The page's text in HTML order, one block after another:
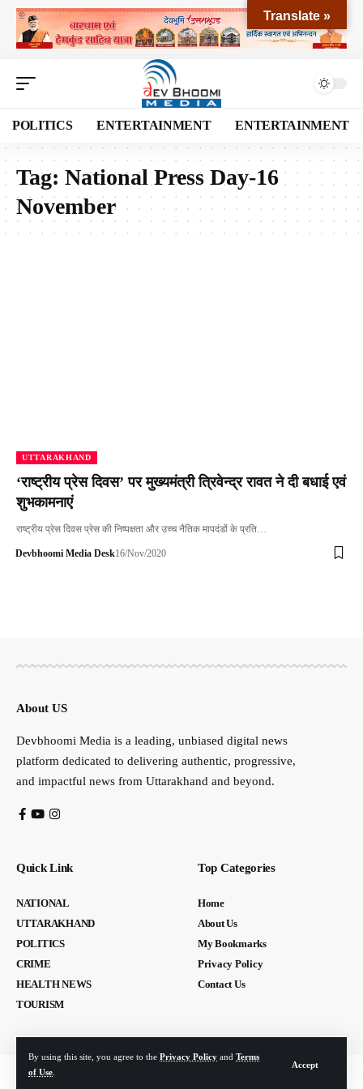
By using this site, you agree to the Privacy Policy and Terms
of Use
Accept
POLITICS ENTERTAINMENT ENTERTAINMENT
Tag: National Press Day-16
November
UTTARAKHAND
‘राष्ट्रीय प्रेस दिवस’ पर मुख्यमंत्री त्रिवेन्द्र रावत ने दी बधाई एवं
शुभकामनाएं
राष्ट्रीय प्रेस दिवस प्रेस की निष्पक्षता और उच्च नैतिक मापदंडों के प्रति…
Devbhoomi Media Desk16/Nov/2020
About US
Devbhoomi Media is a leading, unbiased digital news
platform dedicated to delivering authentic, progressive,
and impactful news from Uttarakhand and beyond.
Quick Link
NATIONAL
UTTARAKHAND
POLITICS
CRIME
HEALTH NEWS
TOURISM
Top Categories
Home
About Us
My Bookmarks
Privacy Policy
Contact Us
Translate »